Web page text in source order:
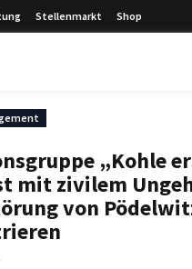
Stellenmarkt Shop
„Kohle
mit zivilem
von